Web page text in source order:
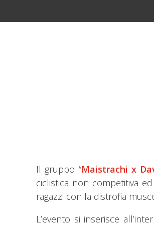
Il gruppo “Maistrachi x
ciclistica non competitiva
ragazzi con la distrofia
L’evento si inserisce